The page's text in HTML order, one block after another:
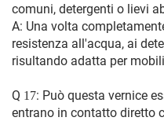
comuni, detergenti o lievi
A: Una volta
resistenza all'acqua, ai
risultando adatta per
Q 17: Può questa vernice
entrano in contatto diretto